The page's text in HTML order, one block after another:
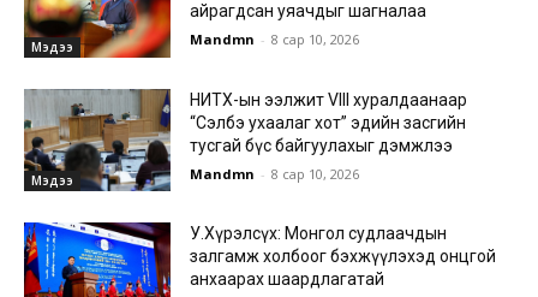
Мэдээ
айрагдсан уяачдыг шагналаа
Mandmn - 8 сар 10, 2026
Мэдээ
НИТХ-ын ээлжит VIII хуралдаанаар
“Сэлбэ ухаалаг хот” эдийн засгийн
тусгай бүс байгуулахыг дэмжлээ
Mandmn - 8 сар 10, 2026
У.Хүрэлсүх: Монгол судлаачдын
залгамж холбоог бэхжүүлэхэд онцгой
анхаарах шаардлагатай